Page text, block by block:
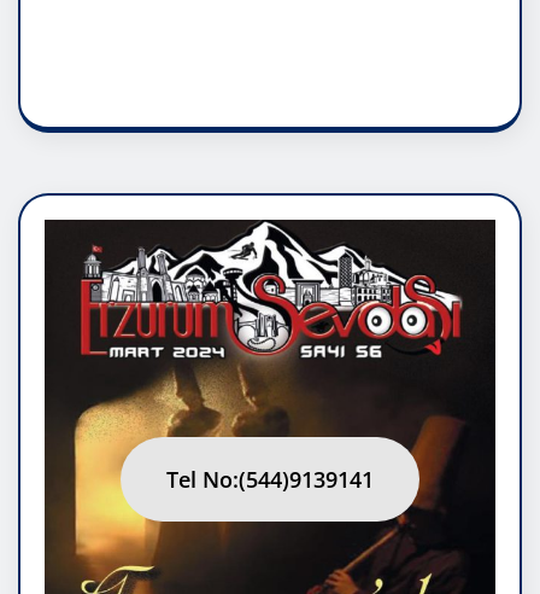
Tel No:(544)9139141